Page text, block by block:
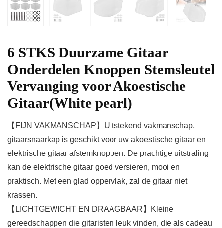
6 STKS Duurzame Gitaar
Onderdelen Knoppen Stemsleutel
Vervanging voor Akoestische
Gitaar(White pearl)
【FIJN VAKMANSCHAP】Uitstekend vakmanschap,
gitaarsnaarkap is geschikt voor uw akoestische gitaar en
elektrische gitaar afstemknoppen. De prachtige uitstraling
kan de elektrische gitaar goed versieren, mooi en
praktisch. Met een glad oppervlak, zal de gitaar niet
krassen.
【LICHTGEWICHT EN DRAAGBAAR】Kleine
gereedschappen die gitaristen leuk vinden, die als cadeau